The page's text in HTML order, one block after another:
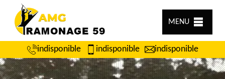
MENU
indisponible indisponible indisponible